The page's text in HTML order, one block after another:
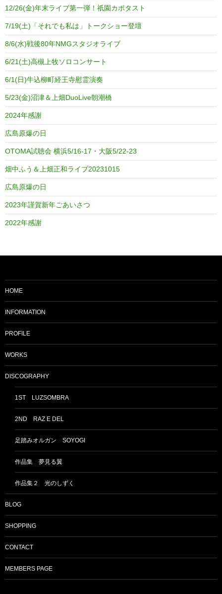
12/26(金)年末ライブ第一弾！祇園カポタスト
7/19(土)「それでも私は」トークショー登壇
8/6(水)戦後80年NMGスタジオライブ
6/21(土)高槻上牧ソロコンサート
6/1(日)牛込柳町経王寺慰霊演奏
5/23(金)沼津＆上畑DuoLive朝潮橋
2024年感謝
広島原爆の日
OTOMA試聴会 横浜5/16-17・大阪5/22-23
畑中ふう＆上畑正和ライブ20231015
広島原爆の日
2023年謹賀新年ごあいさつ
2022年感謝
HOME
INFORMATION
PROFILE
WORKS
DISCOGRAPHY
1ST LUZSOMBRA
2ND RAZ E DEL
足踏みオルガン SOYOGI
作品集 夢見る翼
作品集２ 光のしずく
BLOG
SHOPPING
CONTACT
MEMBERS PAGE